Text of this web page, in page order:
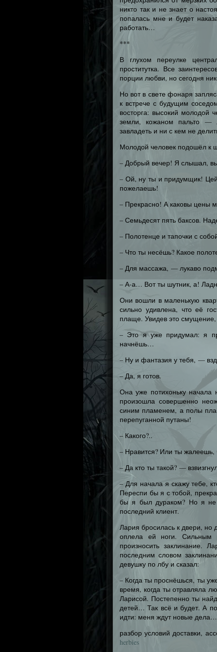
никто так и не знает о
попалась мне и будет
работать…
***
В глухом переулке
проститутка. Все
порции любви, но сегодня
Но вот в свете фонаря
к встрече с будущим
восторга: высокий молодой
земли, кожаном пальто —
завладеть и ни с кем не
Молодой человек подошёл к
– Добрый вечер! Я слышал,
– Ой, ну ты и придумщик!
пожелаешь!
– Прекрасно! А каковы цены
– Семьдесят пять баксов.
– Полотенце и тапочки с
– Что ты несёшь? Какое
– Для массажа, — лукаво
– А-а… Вот ты шутник, а!
Они вошли в маленькую
сильно удивлена, что её
плаще. Увидев это
– Это я уже придумал: я
начнёшь…
– Ну и фантазия у тебя, —
– Да, я готов.
Она уже потихоньку
произошла совершенно
синим пламенем, а полы
перепуганной путаны!
– Какого?..
– Нравится? Или ты жалеешь,
– Да кто ты такой? —
– Для начала я скажу тебе,
Переспи бы я с тобой,
бы я был дураком? Но я
последний клиент.
Лария бросилась к двери, но
оплела ей ноги. Сильным
произносить заклинание.
последним словом
девушку по лбу и сказал:
– Когда ты проснёшься, ты
время, когда ты отравляла
Ларисой. Постепенно ты
детей… Так всё и будет. А
идти: меня ждут новые дела…
разбор условий доставки,
herbies